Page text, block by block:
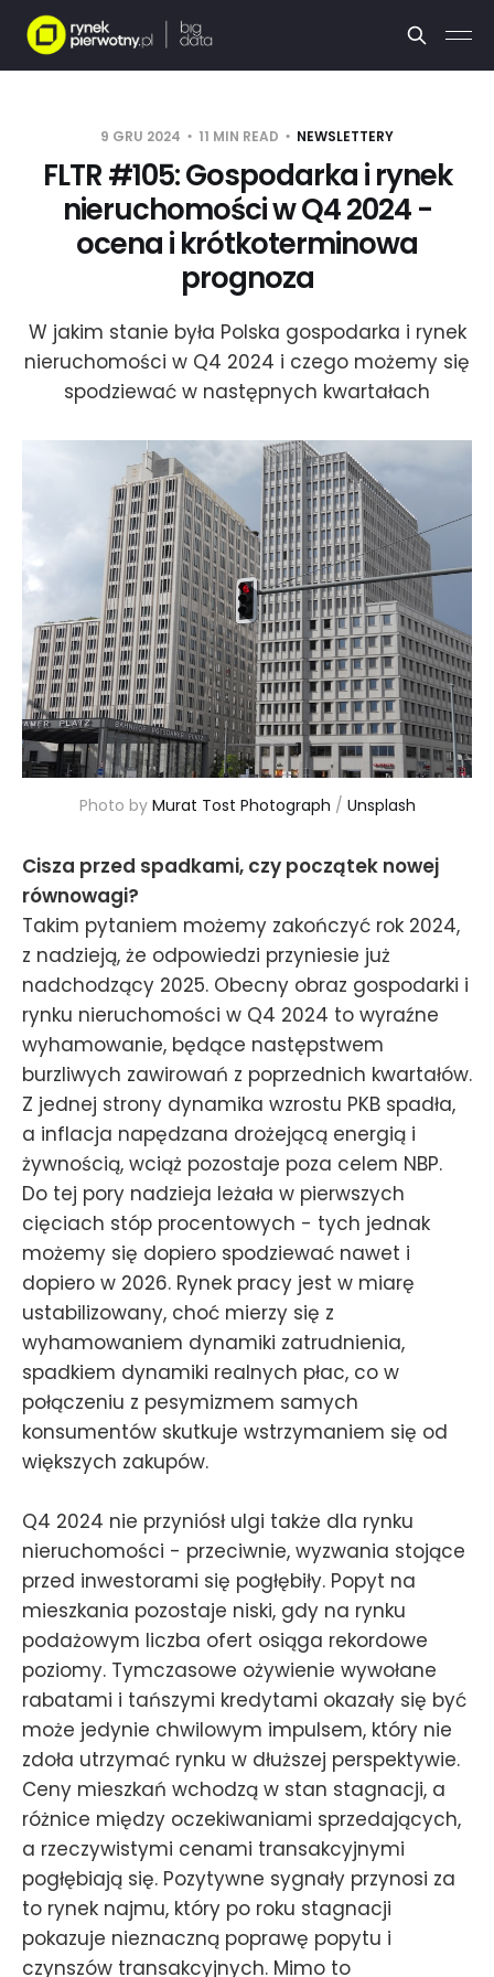
9 GRU 2024 11 MIN READ NEWSLETTERY
FLTR #105: Gospodarka i rynek
nieruchomości w Q4 2024 -
ocena i krótkoterminowa
prognoza
W jakim stanie była Polska gospodarka i rynek
nieruchomości w Q4 2024 i czego możemy się
spodziewać w następnych kwartałach
Photo by Murat Tost Photograph / Unsplash
Cisza przed spadkami, czy początek nowej
równowagi?
Takim pytaniem możemy zakończyć rok 2024,
z nadzieją, że odpowiedzi przyniesie już
nadchodzący 2025. Obecny obraz gospodarki i
rynku nieruchomości w Q4 2024 to wyraźne
wyhamowanie, będące następstwem
burzliwych zawirowań z poprzednich kwartałów.
Z jednej strony dynamika wzrostu PKB spadła,
a inflacja napędzana drożejącą energią i
żywnością, wciąż pozostaje poza celem NBP.
Do tej pory nadzieja leżała w pierwszych
cięciach stóp procentowych - tych jednak
możemy się dopiero spodziewać nawet i
dopiero w 2026. Rynek pracy jest w miarę
ustabilizowany, choć mierzy się z
wyhamowaniem dynamiki zatrudnienia,
spadkiem dynamiki realnych płac, co w
połączeniu z pesymizmem samych
konsumentów skutkuje wstrzymaniem się od
większych zakupów.
Q4 2024 nie przyniósł ulgi także dla rynku
nieruchomości - przeciwnie, wyzwania stojące
przed inwestorami się pogłębiły. Popyt na
mieszkania pozostaje niski, gdy na rynku
podażowym liczba ofert osiąga rekordowe
poziomy. Tymczasowe ożywienie wywołane
rabatami i tańszymi kredytami okazały się być
może jedynie chwilowym impulsem, który nie
zdoła utrzymać rynku w dłuższej perspektywie.
Ceny mieszkań wchodzą w stan stagnacji, a
różnice między oczekiwaniami sprzedających,
a rzeczywistymi cenami transakcyjnymi
pogłębiają się. Pozytywne sygnały przynosi za
to rynek najmu, który po roku stagnacji
pokazuje nieznaczną poprawę popytu i
czynszów transakcyjnych. Mimo to